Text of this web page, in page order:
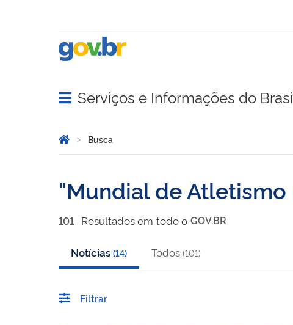
Abrir menu principal de navegação
Serviços e Informações do
Você está aqui:
Página Inicial
Busca
Mundial de
101 Resultadosem todo o GOV.BR
Notícias (14) Todos (101)
Filtrar